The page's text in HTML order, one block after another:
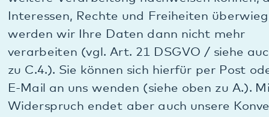
Diese Daten werden getrennt von anderen Daten
verarbeitet. Eine Verarbeitung dieser Daten
zusammen mit anderen personenbezogenen Daten
von Ihnen findet nicht statt. Eine Zuordnung dieser
Daten zu einer bestimmten Person ist uns nicht
möglich.
B.2.b.) Zweck der Datenverarbeitung bei Besuch